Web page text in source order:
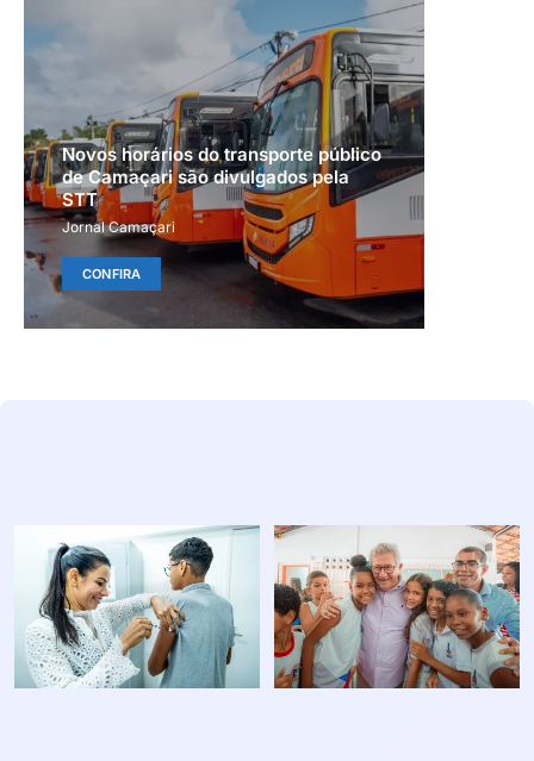
Novos horários do transporte público
de Camaçari são divulgados pela
STT
Jornal Camaçari
CONFIRA